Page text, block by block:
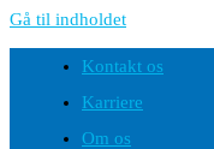
Gå til indholdet
Kontakt os
Karriere
Om os